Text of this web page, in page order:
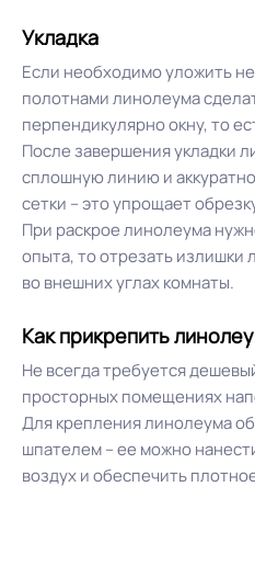
Укладка
Если необходимо уложить
полотнами линолеума
перпендикулярно окну, то
После завершения укладки
сплошную линию и
сетки – это упрощает
При раскрое линолеума
опыта, то отрезать излишки
во внешних углах комнаты.
Как прикрепить
Не всегда требуется
просторных помещениях
Для крепления линолеума
шпателем – ее можно
воздух и обеспечить